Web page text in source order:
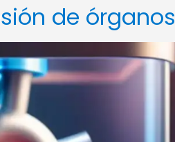
de órganos